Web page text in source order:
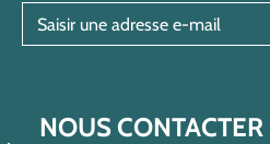
NOUS CONTACTER